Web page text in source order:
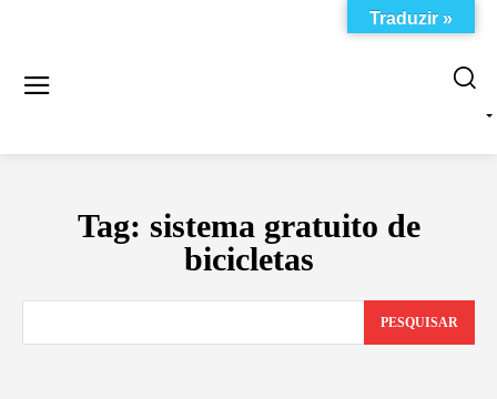
Tag: sistema gratuito de
bicicletas
PESQUISAR
Traduzir »